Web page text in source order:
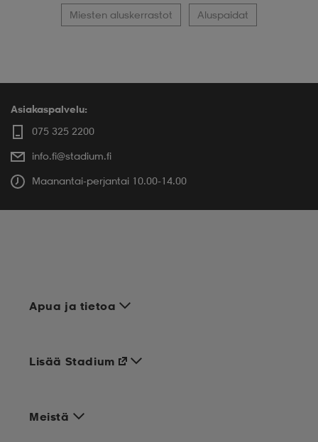
Miesten aluskerrastot Aluspaidat
Asiakaspalvelu:
075 325 2200
info.fi@stadium.fi
Maanantai-perjantai 10.00-14.00
Apua ja tietoa
Meistä
Lisää Stadium